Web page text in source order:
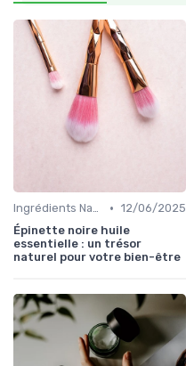
Ingrédients Naturels et Leurs Propriétés • 12/06/2025
Épinette noire huile
essentielle : un trésor
naturel pour votre bien-être